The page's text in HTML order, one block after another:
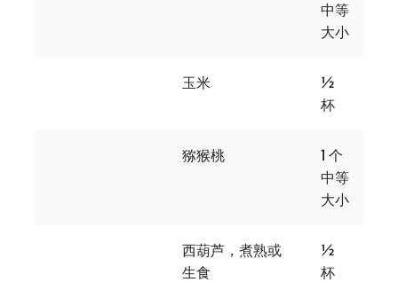
中等
大小
玉米
½
杯
猕猴桃
1 个
中等
大小
西葫芦，煮熟或
生食
½
杯